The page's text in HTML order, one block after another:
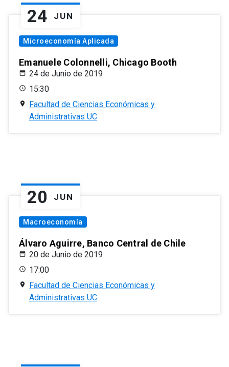
24 JUN
Microeconomía Aplicada
Emanuele Colonnelli, Chicago Booth
24 de Junio de 2019
15:30
Facultad de Ciencias Económicas y
Administrativas UC
20 JUN
Macroeconomía
Álvaro Aguirre, Banco Central de Chile
20 de Junio de 2019
17:00
Facultad de Ciencias Económicas y
Administrativas UC